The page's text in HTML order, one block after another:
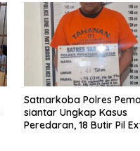
Satnarkoba Polres
siantar Ungkap Kasus
Peredaran, 18 Butir Pil